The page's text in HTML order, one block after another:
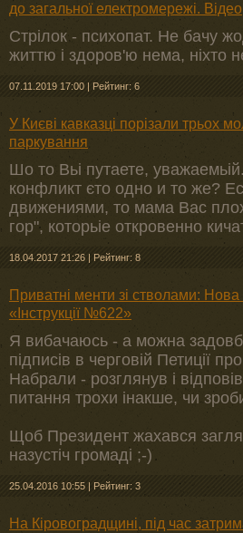
до загальної електромережі. Відео
Стрілок - психопат. Не бачу
життю і здоров'ю нема, ніхто
07.11.2019 17:00 | Рейтинг: 6
У Києві кавказці порізали трьох
паркування
Шо то Вьі путаете,
конфликт єто одно и то же?
движениями, то мама Вас
гор", которьіе откровенно
18.04.2017 21:26 | Рейтинг: 8
Приватні менти зі стволами: Нова
«Інструкції №622»
Я вибачаюсь - а можна
підписів в черговій Петиції
Набрали - розглянув і
питання трохи інакше, чи
Щоб Президент жахався
назустіч громаді ;-)
25.04.2016 10:55 | Рейтинг: 3
На Кіровоградщині, під час